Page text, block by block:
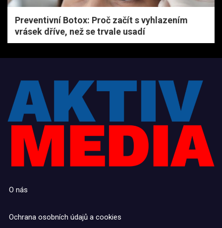
Preventivní Botox: Proč začít s vyhlazením
vrásek dříve, než se trvale usadí
O nás
Ochrana osobních údajů a cookies